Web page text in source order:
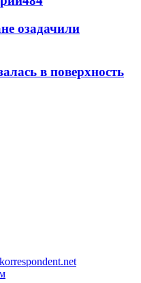
озадачили
в поверхность